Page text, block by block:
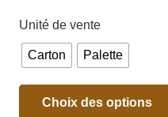
Unité de vente
Carton Palette
Choix des options